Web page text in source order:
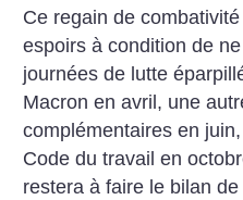
Ce regain de
espoirs à condition de
journées de lutte
Macron en avril, une
complémentaires en
Code du travail en
restera à faire le bilan de